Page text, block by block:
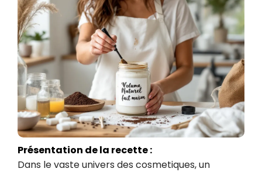
Présentation de la recette :
Dans le vaste univers des cosmetiques, un